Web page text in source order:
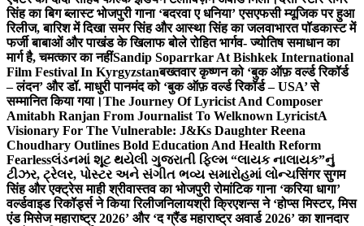
सिंह का बिग ब्लास्ट भोजपुरी गाना ‘बदरवा ए धनिया’ एसएफसी म्यूजिक पर हुआ
रिलीज, बारिश में दिखा समर सिंह और आस्था सिंह का जलवाभारत पॉडकास्ट में
फर्जी बाबाओं और पाखंड के खिलाफ बोले रोहित भार्गव- ज्योतिष समाधान का
मार्ग है, चमत्कार का नहींSandip Soparrkar At Bishkek International
Film Festival In Kyrgyzstanबख्तवार कृष्णन को ‘बुक ऑफ़ वर्ल्ड रिकॉर्ड
– लंदन’ और डॉ. माधुरी पानमंद को ‘बुक ऑफ़ वर्ल्ड रिकॉर्ड – USA’ से
सम्मानित किया गया।The Journey Of Lyricist And Composer
Amitabh Ranjan From Journalist To Welknown LyricistA
Visionary For The Vulnerable: J&Ks Daughter Reena
Choudhary Outlines Bold Education And Health Reform
Fearlessલંડનમાં શૂટ થયેલી ગુજરાતી ફિલ્મ “લાયક નાલાયક”નું
ટીઝર, ટ્રેલર, પોસ્ટર અને સંગીત ભવ્ય સમારોહમાં લોન્ચसिंगर सुगम
सिंह और एक्ट्रेस माही श्रीवास्तव का भोजपुरी रोमांटिक गाना ‘करिया धागा’
वर्ल्डवाइड रिकॉर्ड्स ने किया रिलीजनिलायश्री क्रिएशन्स ने ‘होप्स मिस्टर, मिस
एंड मिसेज महाराष्ट्र 2026’ और ‘द ग्रैंड महाराष्ट्र अवार्ड 2026’ का शानदार